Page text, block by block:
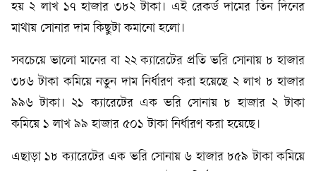
হয় ২ লাখ ১৭ হাজার ৩৮২ টাকা। এই রেকর্ড দামের তিন দিনের
মাথায় সোনার দাম কিছুটা কমানো হলো।
সবচেয়ে ভালো মানের বা ২২ ক্যারেটের প্রতি ভরি সোনায় ৮ হাজার
৩৮৬ টাকা কমিয়ে নতুন দাম নির্ধারণ করা হয়েছে ২ লাখ ৮ হাজার
৯৯৬ টাকা। ২১ ক্যারেটের এক ভরি সোনায় ৮ হাজার ২ টাকা
কমিয়ে ১ লাখ ৯৯ হাজার ৫০১ টাকা নির্ধারণ করা হয়েছে।
এছাড়া ১৮ ক্যারেটের এক ভরি সোনায় ৬ হাজার ৮৫৯ টাকা কমিয়ে